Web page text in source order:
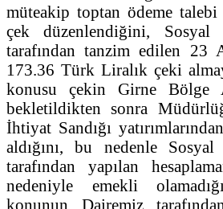
müteakip toptan ödeme talebi
çek düzenlendiğini, Sosyal
tarafından tanzim edilen 23
173.36 Türk Liralık çeki
konusu çekin Girne Bölge
bekletildikten sonra
İhtiyat Sandığı
aldığını, bu nedenle
tarafından yapılan
nedeniyle emekli
konunun Dairemiz